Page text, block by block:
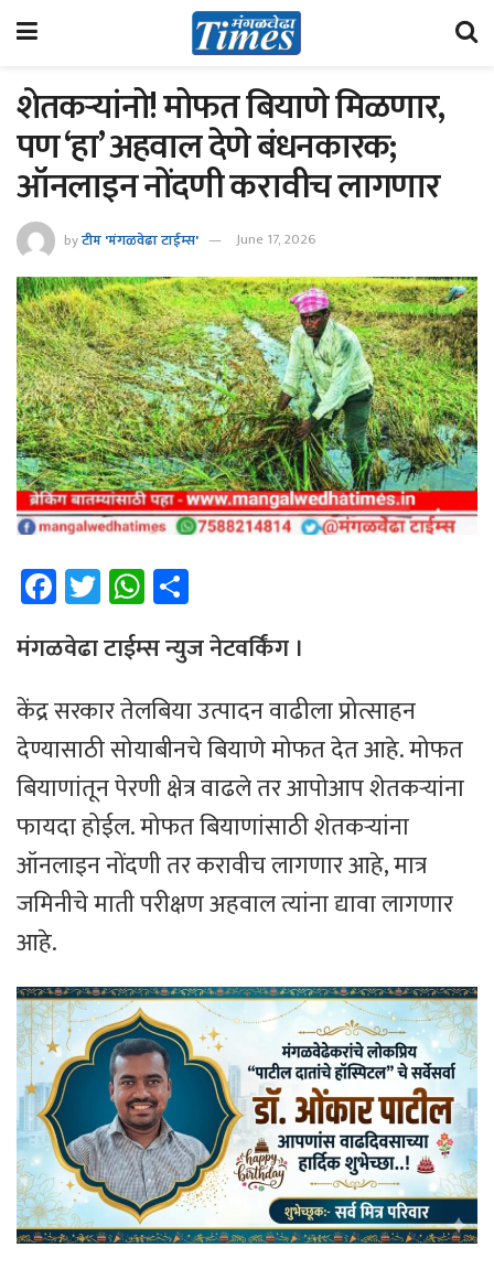
शेतकऱ्यांनो! मोफत बियाणे मिळणार,
पण ‘हा’ अहवाल देणे बंधनकारक;
ऑनलाइन नोंदणी करावीच लागणार
byटीम 'मंगळवेढा टाईम्स' June 17, 2026
Fa
ce
b
o
ok
T
wi
tt
er
W
h
at
sA
p
p
ar
e
मंगळवेढा टाईम्स न्युज नेटवर्किंग ।
केंद्र सरकार तेलबिया उत्पादन वाढीला प्रोत्साहन
देण्यासाठी सोयाबीनचे बियाणे मोफत देत आहे. मोफत
बियाणांतून पेरणी क्षेत्र वाढले तर आपोआप शेतकऱ्यांना
फायदा होईल. मोफत बियाणांसाठी शेतकऱ्यांना
ऑनलाइन नोंदणी तर करावीच लागणार आहे, मात्र
जमिनीचे माती परीक्षण अहवाल त्यांना द्यावा लागणार
आहे.